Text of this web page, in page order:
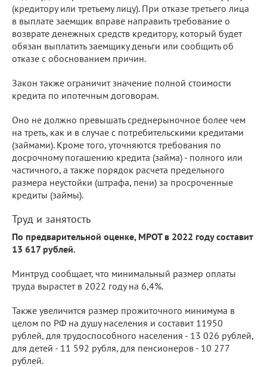
(кредитору или третьему лицу). При отказе третьего лица
в выплате заемщик вправе направить требование о
возврате денежных средств кредитору, который будет
обязан выплатить заемщику деньги или сообщить об
отказе с обоснованием причин.
Закон также ограничит значение полной стоимости
кредита по ипотечным договорам.
Оно не должно превышать среднерыночное более чем
на треть, как и в случае с потребительскими кредитами
(займами). Кроме того, уточняются требования по
досрочному погашению кредита (займа) - полного или
частичного, а также порядок расчета предельного
размера неустойки (штрафа, пени) за просроченные
кредиты (займы).
Труд и занятость
По предварительной оценке, МРОТ в 2022 году составит
13 617 рублей.
Минтруд сообщает, что минимальный размер оплаты
труда вырастет в 2022 году на 6,4%.
Также увеличится размер прожиточного минимума в
целом по РФ на душу населения и составит 11950
рублей, для трудоспособного населения - 13 026 рублей,
для детей - 11 592 рубля, для пенсионеров - 10 277
рублей.